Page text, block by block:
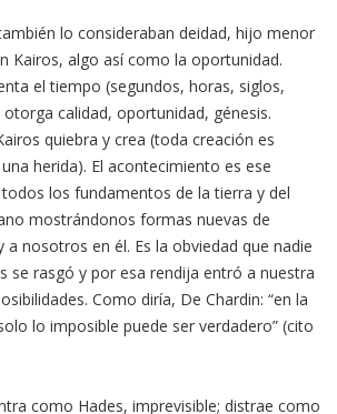
lo consideraban deidad, hijo menor
Kairos, algo así como la oportunidad.
el tiempo (segundos, horas, siglos,
calidad, oportunidad, génesis.
quiebra y crea (toda creación es
herida). El acontecimiento es ese
los fundamentos de la tierra y del
mostrándonos formas nuevas de
nosotros en él. Es la obviedad que nadie
se rasgó y por esa rendija entró a nuestra
Como diría, De Chardin: “en la
lo imposible puede ser verdadero” (cito
como Hades, imprevisible; distrae como